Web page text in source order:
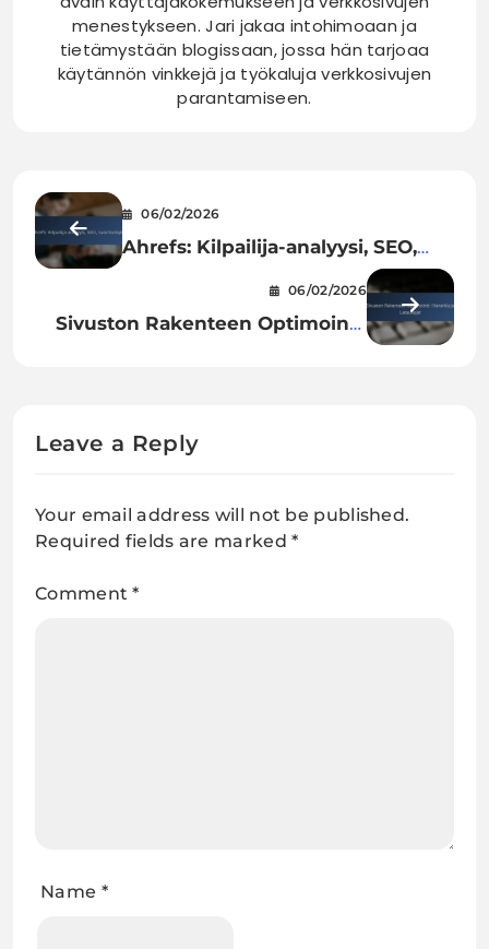
menestykseen. Jari jakaa intohimoaan ja
tietämystään blogissaan, jossa hän tarjoaa
käytännön vinkkejä ja työkaluja verkkosivujen
parantamiseen.
06/02/2026
Ahrefs: Kilpailija-analyysi, SEO,
06/02/2026
Sivuston Rakenteen Optimointi:
Leave a Reply
Your email address will not be published.
Required fields are marked*
Comment*
Name *